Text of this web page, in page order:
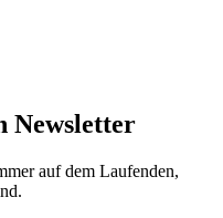
Newsletter
auf dem Laufenden,